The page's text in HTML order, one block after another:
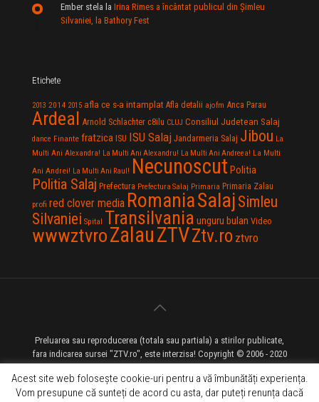
Ember stela la Irina Rimes a încântat publicul din Şimleu
Silvaniei, la Bathory Fest
Etichete
2013 2014 2015 afla ce s-a intamplat Afla detalii ajofm Anca Parau
Ardeal Arnold Schlachter c8ilu CLUJ Consiliul Judetean Salaj
dance Finante fratzica ISU ISU Salaj Jandarmeria Salaj Jibou La
Multi Ani Alexandra! La Multi Ani Alexandru! La Multi Ani Andreea! La Multi
Ani Andrei! La Multi Ani Raul! Necunoscut Politia
Politia Salaj Prefectura Prefectura Salaj Primaria Primaria Zalau
profi red clover media RomaniaSalaj Simleu
Silvaniei Spital Transilvania unguru bulan Video
wwwztvroZalauZTVZtv.ro ztvro
Preluarea sau reproducerea (totala sau partiala) a stirilor publicate,
fara indicarea sursei "ZTV.ro", este interzisa! Copyright © 2006 - 2020
ZTV.ro - Televiziune pe Internet - Zalau TV
Acest site web folosește cookie-uri pentru a vă îmbunătăți experiența.
Vom presupune că sunteți de acord cu asta, dar puteți renunța dacă